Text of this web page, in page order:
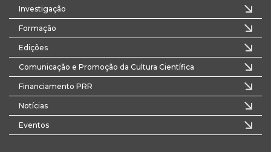
Investigação
Formação
Edições
Comunicação e Promoção da Cultura Científica
Financiamento PRR
Notícias
Eventos